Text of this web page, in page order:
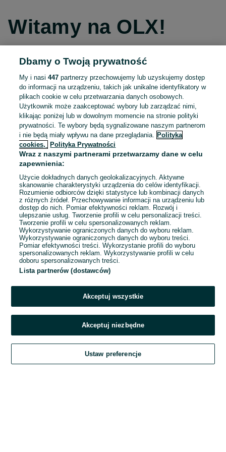
Witamy na OLX!
Kontynuuj przez Facebooka
Kontynuuj przez konto Apple
Kontynuuj przez konto Google
LUB
E-mail
Hasło
Zaloguj się
Kontynuując za pośrednictwem jednego z dostawców wskazanych powyżej,
OLX.pl w jego aktualnym brzmieniu.
Dbamy o Twoją prywatność
My i nasi447 partnerzy przechowujemy lub uzyskujemy dostęp
do informacji na urządzeniu, takich jak unikalne identyfikatory w
plikach cookie w celu przetwarzania danych osobowych.
Użytkownik może zaakceptować wybory lub zarządzać nimi,
klikając poniżej lub w dowolnym momencie na stronie polityki
prywatności. Te wybory będą sygnalizowane naszym partnerom
i nie będą miały wpływu na dane przeglądania.
Polityka
cookies,
Polityka Prywatności
Wraz z naszymi partnerami przetwarzamy dane w celu
zapewnienia:
Użycie dokładnych danych geolokalizacyjnych. Aktywne
skanowanie charakterystyki urządzenia do celów identyfikacji.
Rozumienie odbiorców dzięki statystyce lub kombinacji danych
z różnych źródeł. Przechowywanie informacji na urządzeniu lub
dostęp do nich. Pomiar efektywności reklam. Rozwój i
ulepszanie usług. Tworzenie profili w celu personalizacji treści.
Tworzenie profili w celu spersonalizowanych reklam.
Wykorzystywanie ograniczonych danych do wyboru reklam.
Wykorzystywanie ograniczonych danych do wyboru treści.
Pomiar efektywności treści. Wykorzystanie profili do wyboru
spersonalizowanych reklam. Wykorzystywanie profili w celu
doboru spersonalizowanych treści.
Lista partnerów (dostawców)
Akceptuj wszystkie
Akceptuj niezbędne
Ustaw preferencje